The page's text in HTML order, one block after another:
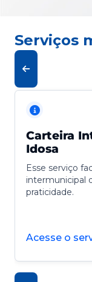
Serviços
Carteira
Idosa
Esse serviço
intermunicipal
praticidade.
Acesse o